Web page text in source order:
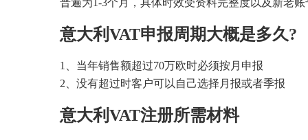
普遍为1-3个月，具体时效受资料完整度以及新老账
意大利VAT申报周期大概是多久?
1、当年销售额超过70万欧时必须按月申报
2、没有超过时客户可以自己选择月报或者季报
意大利VAT注册所需材料